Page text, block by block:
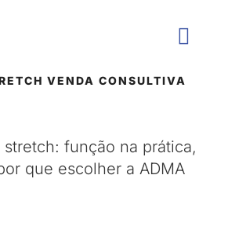
VENDA CONSULTIVA
stretch: função na prática,
que escolher a ADMA